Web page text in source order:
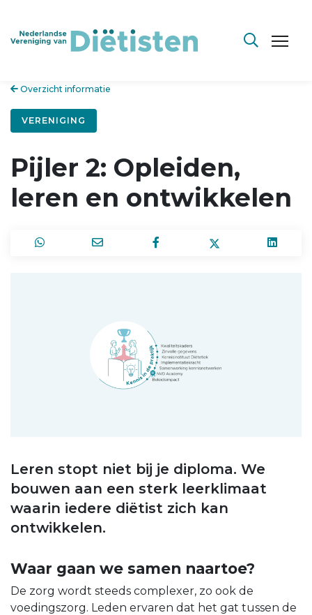
Overzicht informatie
VERENIGING
Pijler 2: Opleiden,
leren en ontwikkelen
Leren stopt niet bij je diploma. We
bouwen aan een sterk leerklimaat
waarin iedere diëtist zich kan
ontwikkelen.
Waar gaan we samen naartoe?
De zorg wordt steeds complexer, zo ook de
voedingszorg. Leden ervaren dat het gat tussen de